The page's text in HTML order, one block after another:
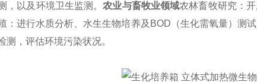
，以及环境卫生监测。农业与畜牧业领域农林畜牧研究：
：进行水质分析、水生生物培养及BOD（生化需氧量）测试
测，评估环境污染状况。